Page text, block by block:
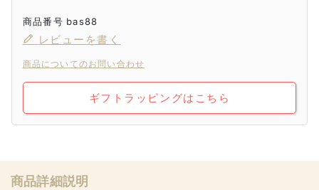
商品番号 bas88
レビューを書く
商品についてのお問い合わせ
ギフトラッピングはこちら
商品詳細説明